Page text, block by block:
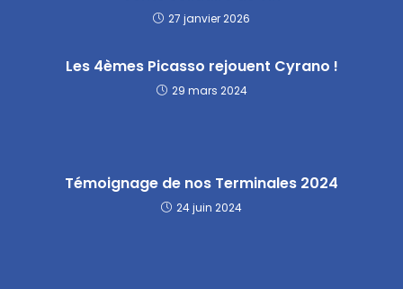
27 janvier 2026
Les 4èmes Picasso rejouent Cyrano !
29 mars 2024
Témoignage de nos Terminales 2024
24 juin 2024